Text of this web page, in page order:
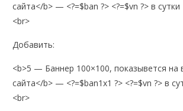
сайта</b> — <?=$ban ?> <?=$vn ?> в сутки
<br>
Добавить:
<b>5 — Баннер 100×100, показывется на
сайта</b> — <?=$ban1x1 ?> <?=$vn ?> в
<br>